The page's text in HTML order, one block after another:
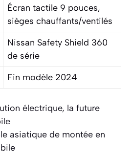
Écran tactile 9 pouces,
sièges chauffants/ventilés
Nissan Safety Shield 360
de série
Fin modèle 2024
électrique, la future
asiatique de montée en